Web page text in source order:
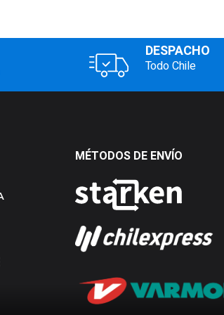
DESPACHO
Todo Chile
MÉTODOS DE ENVÍO